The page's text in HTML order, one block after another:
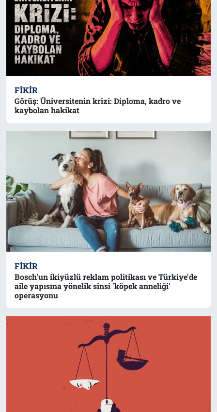
FIKIR
Görüş: Üniversitenin krizi: Diploma, kadro ve
kaybolan hakikat
FIKIR
Bosch’un ikiyüzlü reklam politikası ve Türkiye'de
aile yapısına yönelik sinsi 'köpek anneliği'
operasyonu